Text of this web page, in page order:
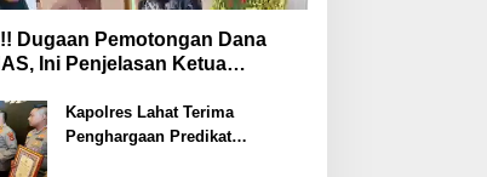
Dugaan Pemotongan Dana
Ini Penjelasan Ketua
Kapolres Lahat Terima
Penghargaan Predikat